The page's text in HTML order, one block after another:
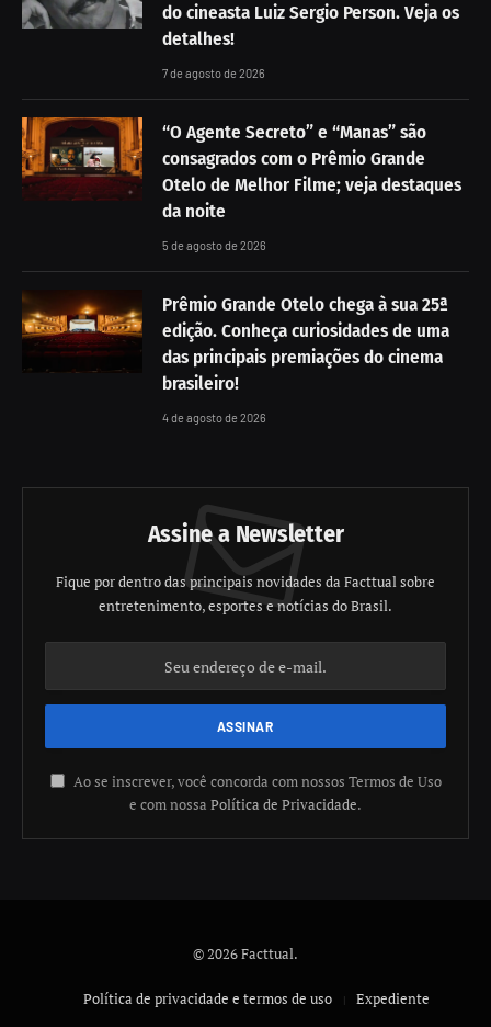
do cineasta Luiz Sergio Person. Veja os
detalhes!
7 de agosto de 2026
“O Agente Secreto” e “Manas” são
consagrados com o Prêmio Grande
Otelo de Melhor Filme; veja destaques
da noite
5 de agosto de 2026
Prêmio Grande Otelo chega à sua 25ª
edição. Conheça curiosidades de uma
das principais premiações do cinema
brasileiro!
4 de agosto de 2026
Assine a Newsletter
Fique por dentro das principais novidades da Facttual sobre
entretenimento, esportes e notícias do Brasil.
Ao se inscrever, você concorda com nossos Termos de Uso
e com nossa Política de Privacidade.
© 2026 Facttual.
Política de privacidade e termos de uso Expediente